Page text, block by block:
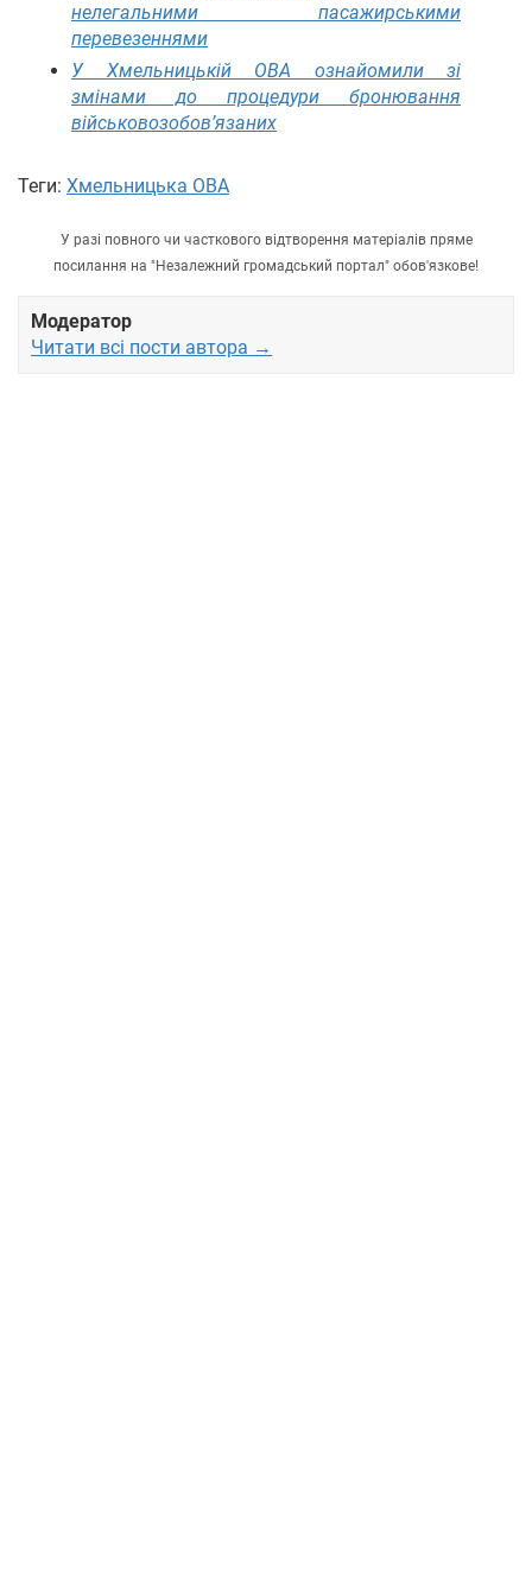
нелегальними пасажирськими
перевезеннями
У Хмельницькій ОВА ознайомили зі
змінами до процедури бронювання
військовозобов’язаних
Теги: Хмельницька ОВА
У разі повного чи часткового відтворення матеріалів пряме
посилання на "Незалежний громадський портал" обов'язкове!
Модератор
Читати всі пости автора →